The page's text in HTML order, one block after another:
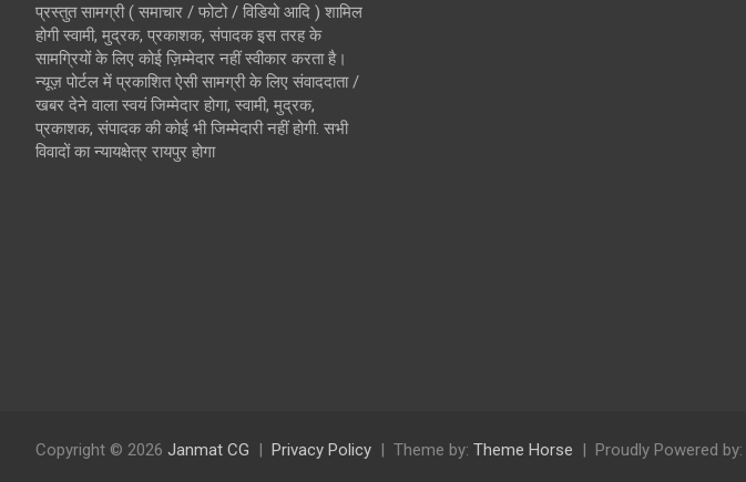
प्रस्तुत सामग्री ( समाचार / फोटो / विडियो आदि ) शामिल
होगी स्वामी, मुद्रक, प्रकाशक, संपादक इस तरह के
सामग्रियों के लिए कोई ज़िम्मेदार नहीं स्वीकार करता है।
न्यूज़ पोर्टल में प्रकाशित ऐसी सामग्री के लिए संवाददाता /
खबर देने वाला स्वयं जिम्मेदार होगा, स्वामी, मुद्रक,
प्रकाशक, संपादक की कोई भी जिम्मेदारी नहीं होगी. सभी
विवादों का न्यायक्षेत्र रायपुर होगा
Copyright © 2026 Janmat CG Privacy Policy Theme by: Theme Horse Proudly Powered by: